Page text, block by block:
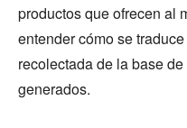
productos que ofrecen al
entender cómo se
recolectada de la base
generados.